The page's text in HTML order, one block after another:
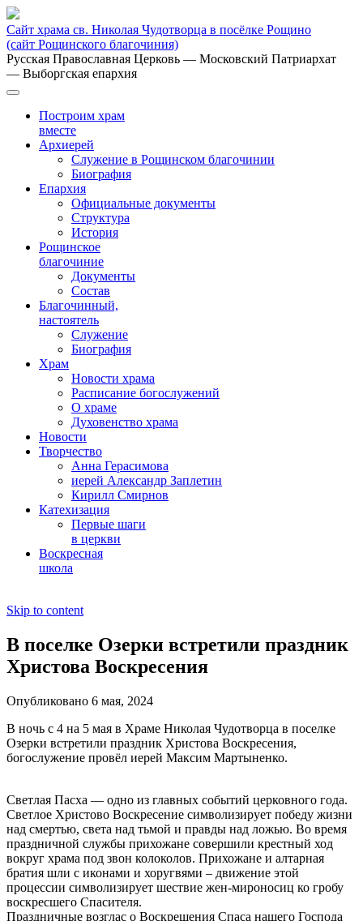
Сайт храма св. Николая Чудотворца в посёлке Рощино
(сайт Рощинского благочиния)
Русская Православная Церковь — Московский Патриархат
— Выборгская епархия
Построим храм
вместе
Архиерей
Служение в Рощинском благочинии
Биография
Епархия
Официальные документы
Структура
История
Рощинское
благочиние
Документы
Состав
Благочинный,
настоятель
Служение
Биография
Храм
Новости храма
Расписание богослужений
О храме
Духовенство храма
Новости
Творчество
Анна Герасимова
иерей Александр Заплетин
Кирилл Смирнов
Катехизация
Первые шаги
в церкви
Воскресная
школа
Skip to content
В поселке Озерки встретили праздник
Христова Воскресения
Опубликовано 6 мая, 2024
В ночь с 4 на 5 мая в Храме Николая Чудотворца в поселке
Озерки встретили праздник Христова Воскресения,
богослужение провёл иерей Максим Мартыненко.
Светлая Пасха — одно из главных событий церковного года.
Светлое Христово Воскресение символизирует победу жизни
над смертью, света над тьмой и правды над ложью. Во время
праздничной службы прихожане совершили крестный ход
вокруг храма под звон колоколов. Прихожане и алтарная
братия шли с иконами и хоругвями – движение этой
процессии символизирует шествие жен-мироносиц ко гробу
воскресшего Спасителя.
Праздничные возглас о Воскрешения Спаса нашего Господа